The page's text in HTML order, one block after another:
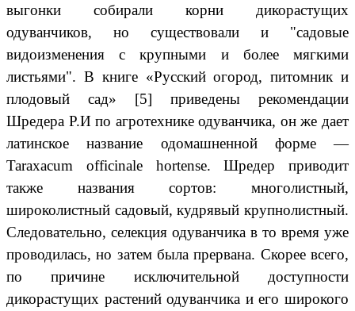
выгонки собирали корни дикорастущих
одуванчиков, но существовали и "садовые
видоизменения с крупными и более мягкими
листьями". В книге «Русский огород, питомник и
плодовый сад» [5] приведены рекомендации
Шредера Р.И по агротехнике одуванчика, он же дает
латинское название одомашненной форме —
Taraxacum officinale hortense. Шредер приводит
также названия сортов: многолистный,
широколистный садовый, кудрявый крупнолистный.
Следовательно, селекция одуванчика в то время уже
проводилась, но затем была прервана. Скорее всего,
по причине исключительной доступности
дикорастущих растений одуванчика и его широкого